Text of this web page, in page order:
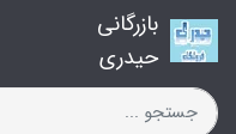
بازرگانی
حیدری